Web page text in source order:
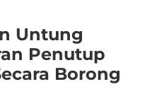
Untung
Penutup
Borong